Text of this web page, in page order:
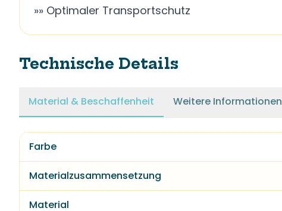
»» Optimaler Transportschutz
Technische Details
Material & Beschaffenheit Weitere Informationen
Farbe
Materialzusammensetzung
Material